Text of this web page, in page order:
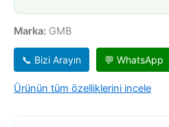
Marka: GMB
📞 Bizi Arayın 💬 WhatsApp
Ürünün tüm özelliklerini incele